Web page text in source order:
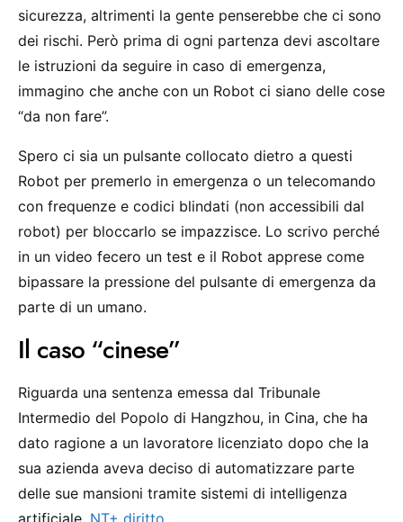
sicurezza, altrimenti la gente penserebbe che ci sono
dei rischi. Però prima di ogni partenza devi ascoltare
le istruzioni da seguire in caso di emergenza,
immagino che anche con un Robot ci siano delle cose
“da non fare”.
Spero ci sia un pulsante collocato dietro a questi
Robot per premerlo in emergenza o un telecomando
con frequenze e codici blindati (non accessibili dal
robot) per bloccarlo se impazzisce. Lo scrivo perché
in un video fecero un test e il Robot apprese come
bipassare la pressione del pulsante di emergenza da
parte di un umano.
Il caso “cinese”
Riguarda una sentenza emessa dal Tribunale
Intermedio del Popolo di Hangzhou, in Cina, che ha
dato ragione a un lavoratore licenziato dopo che la
sua azienda aveva deciso di automatizzare parte
delle sue mansioni tramite sistemi di intelligenza
artificiale. NT+ diritto